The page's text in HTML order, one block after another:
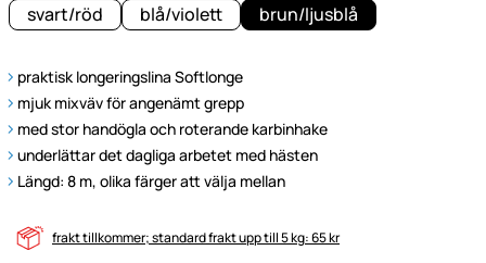
svart/röd
blå/violett brun/ljusblå
praktisk longeringslina Softlonge
mjuk mixväv för angenämt grepp
med stor handögla och roterande karbinhake
underlättar det dagliga arbetet med hästen
Längd: 8 m, olika färger att välja mellan
frakt tillkommer; standard frakt upp till 5 kg: 65 kr